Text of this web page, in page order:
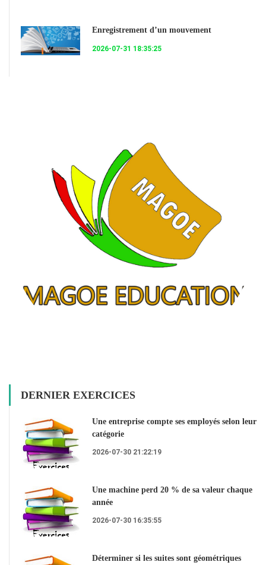
Enregistrement d’un mouvement
2026-07-31 18:35:25
DERNIER EXERCICES
Une entreprise compte ses employés selon leur
catégorie
2026-07-30 21:22:19
Une machine perd 20 % de sa valeur chaque
année
2026-07-30 16:35:55
Déterminer si les suites sont géométriques